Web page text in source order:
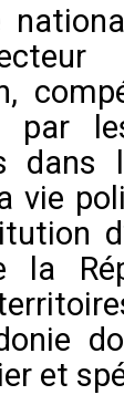
par
dans
vie
la
et